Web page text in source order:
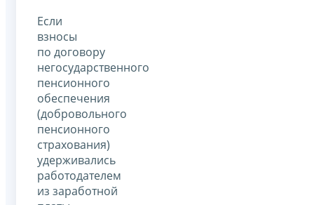
Если
взносы
по договору
негосударственного
пенсионного
обеспечения
(добровольного
пенсионного
страхования)
удерживались
работодателем
из заработной